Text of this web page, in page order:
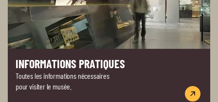
INFORMATIONS PRATIQUES
Toutes les informations nécessaires
pour visiter le musée.